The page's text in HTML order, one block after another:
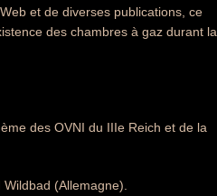
et de diverses publications, ce
des chambres à gaz durant la
des OVNI du IIIe Reich et de la
(Allemagne).